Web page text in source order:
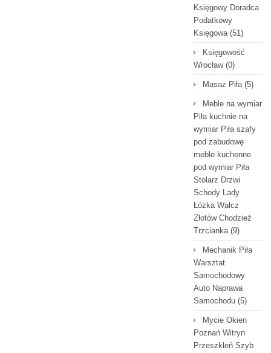
Księgowy Doradca
Podatkowy
Księgowa(51)
Księgowość
Wrocław(0)
Masaż Piła(5)
Meble na wymiar
Piła kuchnie na
wymiar Piła szafy
pod zabudowę
meble kuchenne
pod wymiar Piła
Stolarz Drzwi
Schody Lady
Łóżka Wałcz
Złotów Chodzież
Trzcianka(9)
Mechanik Piła
Warsztat
Samochodowy
Auto Naprawa
Samochodu (5)
Mycie Okien
Poznań Witryn
Przeszkleń Szyb